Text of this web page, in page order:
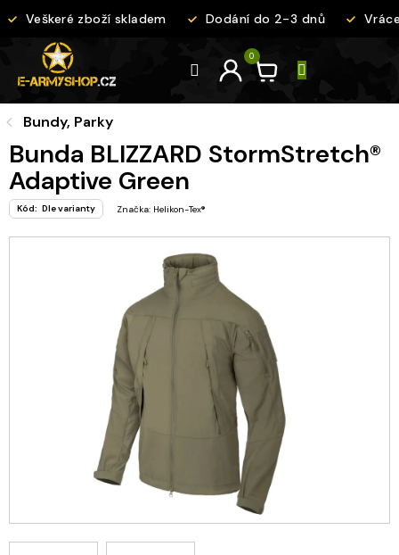
na Veškeré zboží skladem Dodání do 2-3 dnů
Bundy, Parky
Bunda BLIZZARD StormStretch®
Adaptive Green
Kód: Dle varianty Značka: Helikon-Tex®